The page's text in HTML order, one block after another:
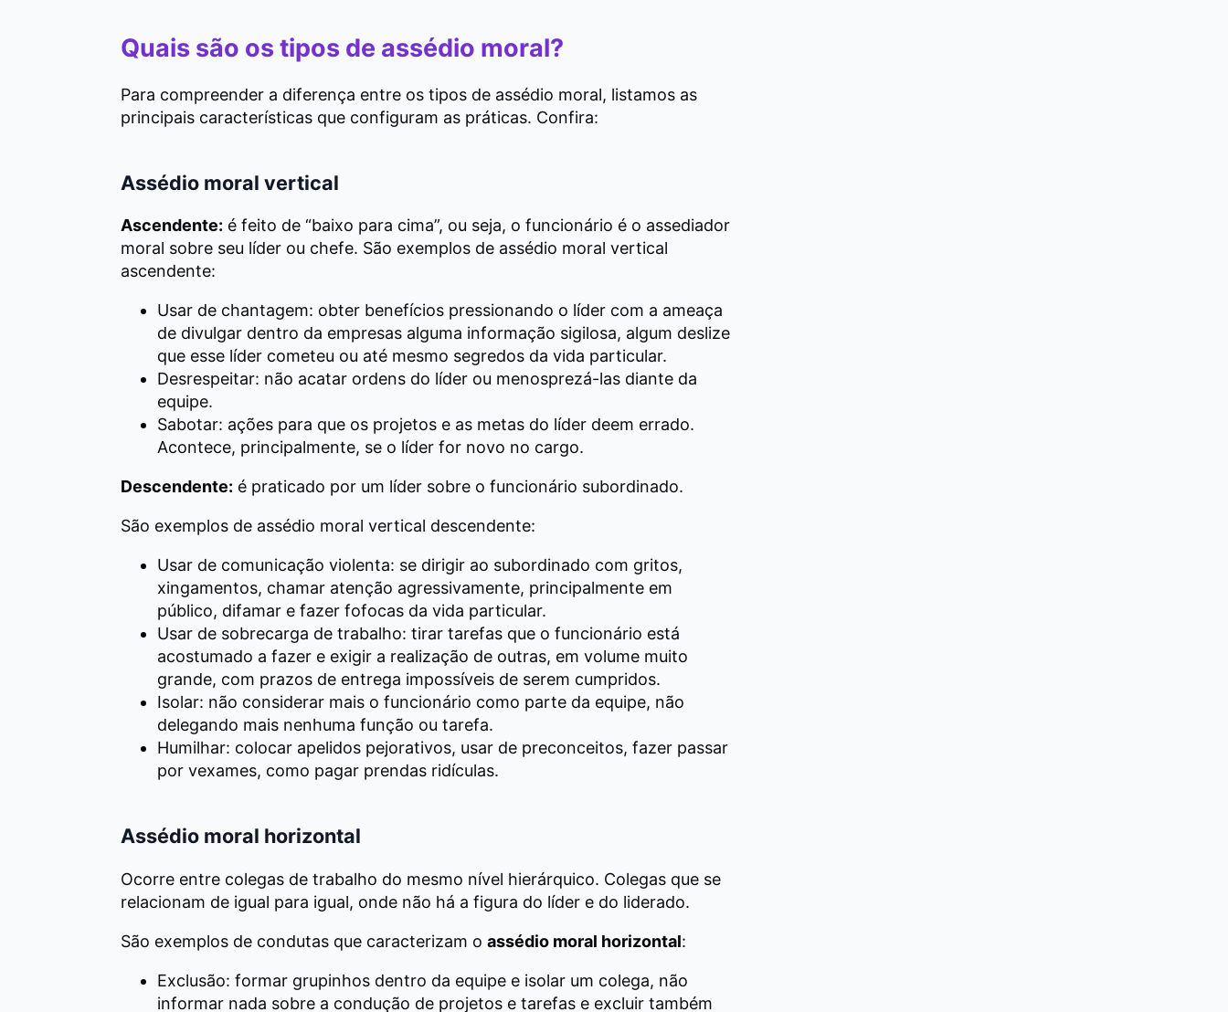
Quais são os tipos de assédio moral?
Para compreender a diferença entre os tipos de assédio moral, listamos as
principais características que configuram as práticas. Confira:
Assédio moral vertical
Ascendente: é feito de “baixo para cima”, ou seja, o funcionário é o assediador
moral sobre seu líder ou chefe. São exemplos de assédio moral vertical
ascendente:
Usar de chantagem: obter benefícios pressionando o líder com a ameaça
de divulgar dentro da empresas alguma informação sigilosa, algum deslize
que esse líder cometeu ou até mesmo segredos da vida particular.
Desrespeitar: não acatar ordens do líder ou menosprezá-las diante da
equipe.
Sabotar: ações para que os projetos e as metas do líder deem errado.
Acontece, principalmente, se o líder for novo no cargo.
Descendente: é praticado por um líder sobre o funcionário subordinado.
São exemplos de assédio moral vertical descendente:
Usar de comunicação violenta: se dirigir ao subordinado com gritos,
xingamentos, chamar atenção agressivamente, principalmente em
público, difamar e fazer fofocas da vida particular.
Usar de sobrecarga de trabalho: tirar tarefas que o funcionário está
acostumado a fazer e exigir a realização de outras, em volume muito
grande, com prazos de entrega impossíveis de serem cumpridos.
Isolar: não considerar mais o funcionário como parte da equipe, não
delegando mais nenhuma função ou tarefa.
Humilhar: colocar apelidos pejorativos, usar de preconceitos, fazer passar
por vexames, como pagar prendas ridículas.
Assédio moral horizontal
Ocorre entre colegas de trabalho do mesmo nível hierárquico. Colegas que se
relacionam de igual para igual, onde não há a figura do líder e do liderado.
São exemplos de condutas que caracterizam o assédio moral horizontal:
Exclusão: formar grupinhos dentro da equipe e isolar um colega, não
informar nada sobre a condução de projetos e tarefas e excluir também